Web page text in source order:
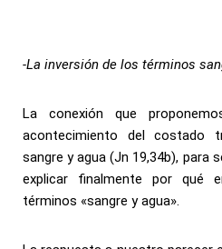
-La inversión de los términos
La conexión que
acontecimiento del costado
sangre y agua (Jn 19,34b), para
explicar finalmente por qué
términos «sangre y agua».